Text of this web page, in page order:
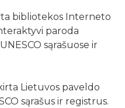
kraštą
kultūros paveldas
bibliotekos Interneto
paroda
sąrašuose ir
Lietuvos paveldo
sąrašus ir registrus.